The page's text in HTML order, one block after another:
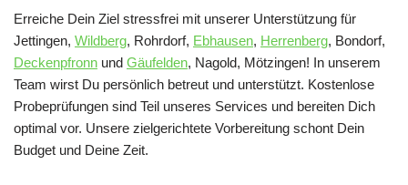
Erreiche Dein Ziel stressfrei mit unserer Unterstützung für
Jettingen, Wildberg, Rohrdorf, Ebhausen, Herrenberg, Bondorf,
Deckenpfronn und Gäufelden, Nagold, Mötzingen! In unserem
Team wirst Du persönlich betreut und unterstützt. Kostenlose
Probeprüfungen sind Teil unseres Services und bereiten Dich
optimal vor. Unsere zielgerichtete Vorbereitung schont Dein
Budget und Deine Zeit.